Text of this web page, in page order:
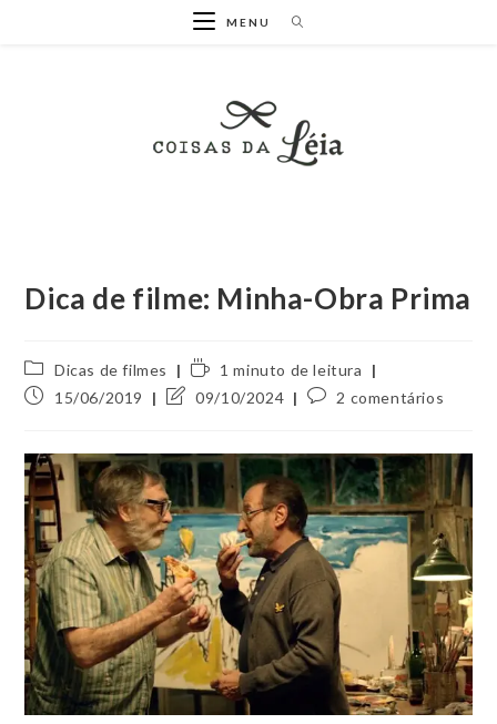
MENU
Dica de filme: Minha-Obra Prima
Categoria
do
post:
Dicas de filmes
Tempo
de
leitura:
1 minuto de leitura
Post15/06/2019
Última
post:
09/10/2024
Comentários
2 comentários